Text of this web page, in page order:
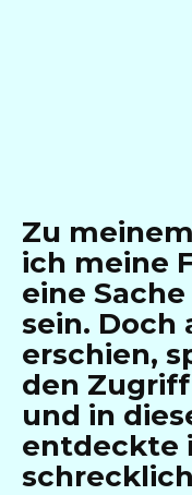
Zu
ich meine
eine
sein. Doch
erschien,
den
und in
entdeckte